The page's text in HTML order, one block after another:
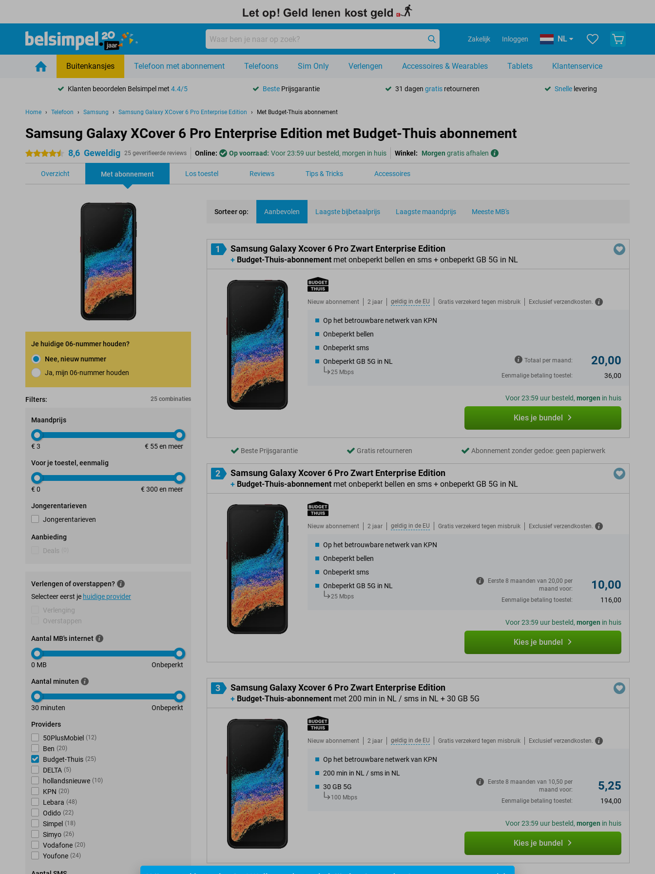
Zakelijk Inloggen NL
Buitenkansjes Telefoon met abonnement Telefoons Sim Only Verlengen Accessoires & Wearables Tablets Klantenservice
Klanten beoordelen Belsimpel met4.4/5 Beste Prijsgarantie 31 dagen gratisretourneren Snellelevering
Home Telefoon Samsung Samsung Galaxy XCover 6 Pro Enterprise Edition Met Budget-Thuis abonnement
Samsung Galaxy XCover 6 Pro Enterprise Edition met Budget-Thuis abonnement
4.5 sterren 8,6 Geweldig 25 geverifieerde reviews Online: Op voorraad: Voor 23:59 uur besteld, morgen in huis Winkel: Morgen gratis afhalen
Overzicht Met abonnement Los toestel Reviews Tips & Tricks Accessoires
Je huidige 06-nummer houden?
Nee, nieuw nummer
Ja, mijn 06-nummer houden
Nummerbehoudgarantie
Filters:
25 combinaties
Maandprijs
€ 3 € 55 en meer
Voor je toestel, eenmalig
€ 0 € 300 en meer
Jongerentarieven
Jongerentarieven
Aanbieding
Deals
Verlengen of overstappen?
Selecteer eerst je huidige provider
Verlenging
Overstappen
Aantal MB's internet
0 MB Onbeperkt
Aantal minuten
30 minuten Onbeperkt
Providers
50PlusMobiel (12)
Ben (20)
Budget-Thuis (25)
DELTA (5)
hollandsnieuwe (10)
KPN (20)
Lebara (48)
Odido (22)
Simpel (18)
Simyo (26)
Vodafone (20)
Youfone (24)
Sorteer op: Aanbevolen Laagste bijbetaalprijs Laagste maandprijs Meeste MB's
1 Samsung Galaxy Xcover 6 Pro Zwart Enterprise Edition
+ Budget-Thuis-abonnement met onbeperkt bellen en sms + onbeperkt GB 5G in NL
Nieuw abonnement 2 jaar geldig in de EU Gratis verzekerd tegen misbruik Exclusief verzendkosten.
Op het betrouwbare netwerk van KPN
Onbeperkt bellen
Onbeperkt sms
Onbeperkt GB 5G in NL
25 Mbps
Totaal per maand: 20,00
Eenmalige betaling toestel: 36,00
Voor 23:59 uur besteld, morgen in huis
Kies je bundel
Beste Prijsgarantie Gratis retourneren Abonnement zonder gedoe: geen papierwerk
2 Samsung Galaxy Xcover 6 Pro Zwart Enterprise Edition
+ Budget-Thuis-abonnement met onbeperkt bellen en sms + onbeperkt GB 5G in NL
Nieuw abonnement 2 jaar geldig in de EU Gratis verzekerd tegen misbruik Exclusief verzendkosten.
Op het betrouwbare netwerk van KPN
Onbeperkt bellen
Onbeperkt sms
Onbeperkt GB 5G in NL
25 Mbps
Eerste 8 maanden van 20,00 per
maand voor:
10,00
Eenmalige betaling toestel: 116,00
Voor 23:59 uur besteld, morgen in huis
Kies je bundel
3 Samsung Galaxy Xcover 6 Pro Zwart Enterprise Edition
+ Budget-Thuis-abonnement met 200 min in NL / sms in NL + 30 GB 5G
Nieuw abonnement 2 jaar geldig in de EU Gratis verzekerd tegen misbruik Exclusief verzendkosten.
Op het betrouwbare netwerk van KPN
200 min in NL / sms in NL
30 GB 5G
100 Mbps
Eerste 8 maanden van 10,50 per
maand voor:
5,25
Eenmalige betaling toestel: 194,00
Voor 23:59 uur besteld, morgen in huis
Kies je bundel